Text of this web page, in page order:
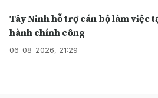
Tây Ninh hỗ trợ cán bộ làm việc
hành chính công
06-08-2026, 21:29